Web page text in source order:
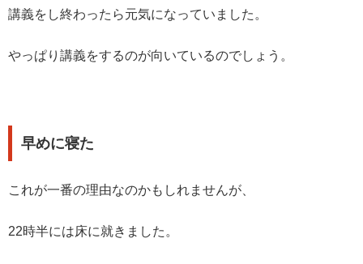
講義をし終わったら元気になっていました。
やっぱり講義をするのが向いているのでしょう。
早めに寝た
これが一番の理由なのかもしれませんが、
22時半には床に就きました。